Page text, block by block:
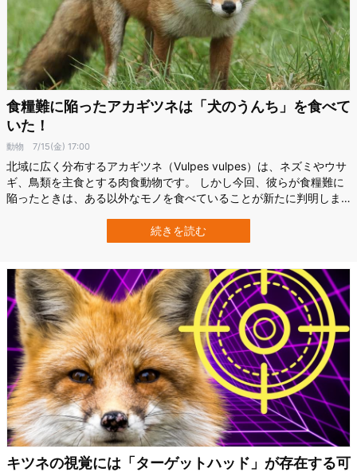
食糧難に陥ったアカギツネは「犬のうんち」を食べて
いた！
動物 7/15(金) 17:00
北域に広く分布するアカギツネ（Vulpes vulpes）は、ネズミやウサ
ギ、鳥類を主食とする肉食動物です。 しかし今回、彼らが食糧難に
陥ったときは、ある以外なモノを食べていることが新たに判明しま
ーブル・アルプス大学（University of Grenoble Alps）らの共同研究
チームは、スコットランド北部・…
続きを読む
キツネの視覚には「ターゲットハッド」が存在する可